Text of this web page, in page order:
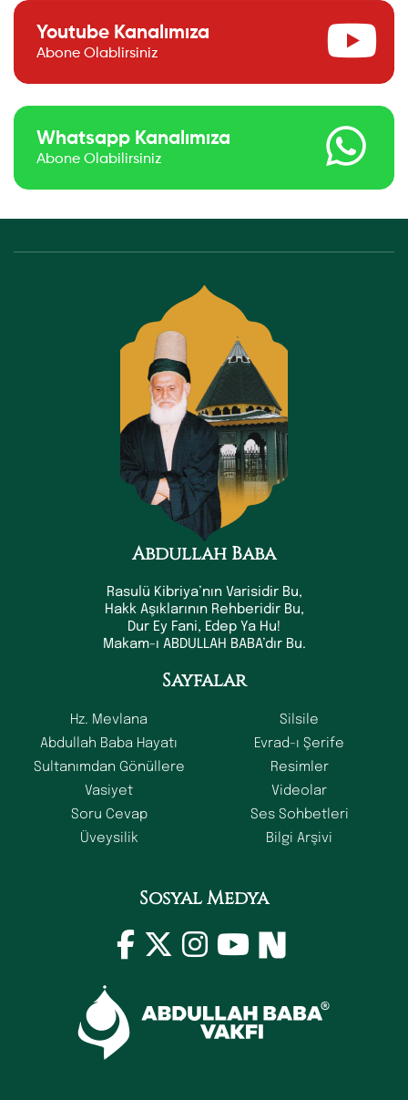
Youtube Kanalımıza
Abone Olablirsiniz
Whatsapp Kanalımıza
Abone Olabilirsiniz
Abdullah Baba
Rasulü Kibriya’nın Varisidir Bu,
Hakk Aşıklarının Rehberidir Bu,
Dur Ey Fani, Edep Ya Hu!
Makam-ı ABDULLAH BABA’dır Bu.
Sayfalar
Hz. Mevlana
Abdullah Baba Hayatı
Sultanımdan Gönüllere
Vasiyet
Soru Cevap
Üveysilik
Silsile
Evrad-ı Şerife
Resimler
Videolar
Ses Sohbetleri
Bilgi Arşivi
Sosyal Medya